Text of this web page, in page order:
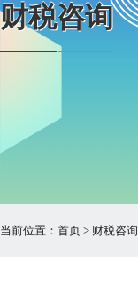
财税咨询
当前位置： 首页 > 财税咨询